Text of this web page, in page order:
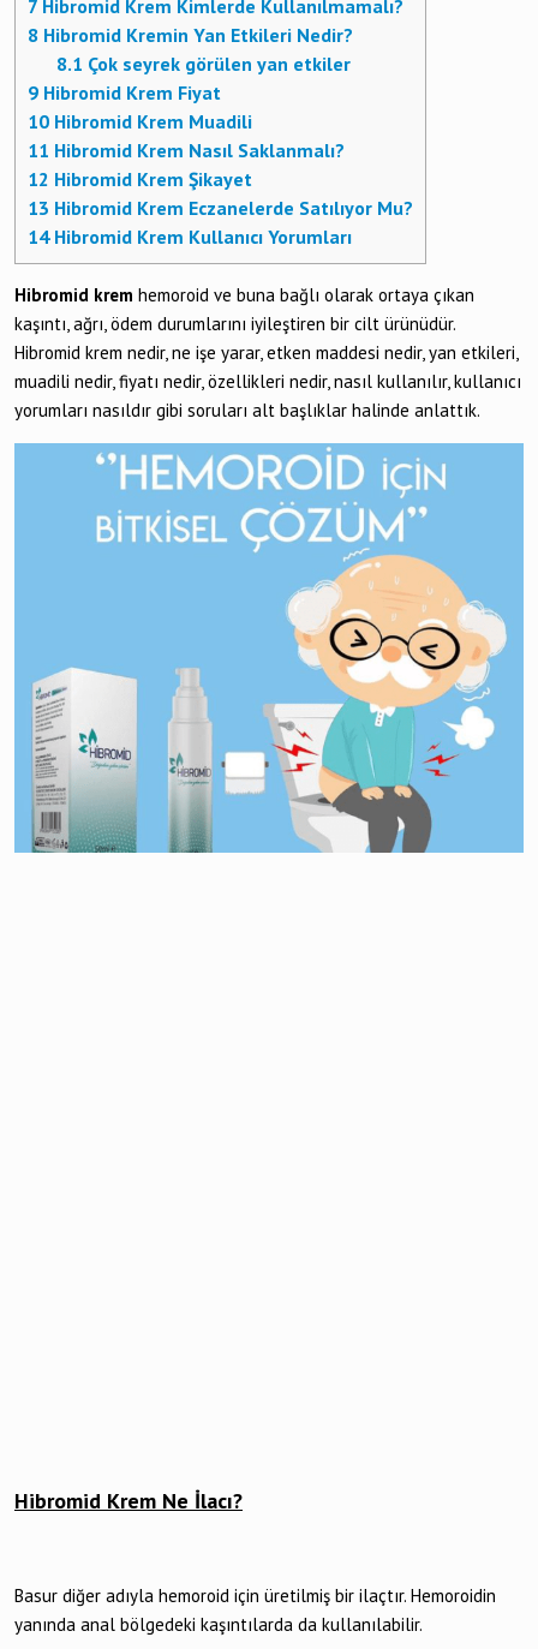
7 Hibromid Krem Kimlerde Kullanılmamalı?
8 Hibromid Kremin Yan Etkileri Nedir?
8.1 Çok seyrek görülen yan etkiler
9 Hibromid Krem Fiyat
10 Hibromid Krem Muadili
11 Hibromid Krem Nasıl Saklanmalı?
12 Hibromid Krem Şikayet
13 Hibromid Krem Eczanelerde Satılıyor Mu?
14Hibromid Krem Kullanıcı Yorumları
Hibromid krem hemoroid ve buna bağlı olarak ortaya çıkan
kaşıntı, ağrı, ödem durumlarını iyileştiren bir cilt ürünüdür.
Hibromid krem nedir, ne işe yarar, etken maddesi nedir, yan etkileri,
muadili nedir, fiyatı nedir, özellikleri nedir, nasıl kullanılır, kullanıcı
yorumları nasıldır gibi soruları alt başlıklar halinde anlattık.
Hibromid Krem Ne İlacı?
Basur diğer adıyla hemoroid için üretilmiş bir ilaçtır. Hemoroidin
yanında anal bölgedeki kaşıntılarda da kullanılabilir.